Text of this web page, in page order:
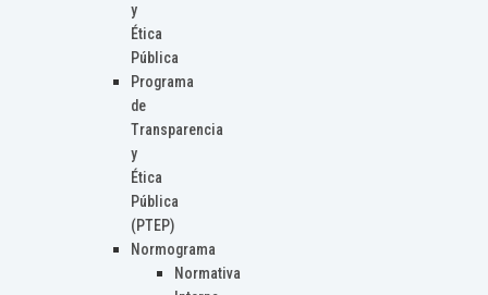
y
Ética
Pública
Programa
de
Transparencia
y
Ética
Pública
(PTEP)
Normograma
Normativa